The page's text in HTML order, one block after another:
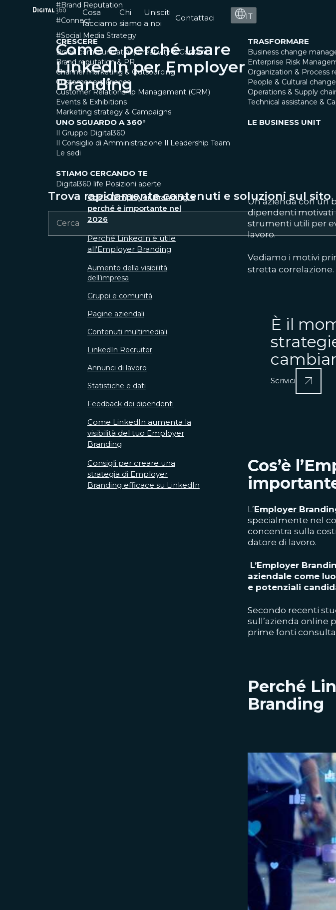
Cosa
facciamo
Chi
siamo
Unisciti
a noi
Contattaci IT
CRESCERE
Brand communication, Creativity & Content
Brand reputation & PR
Channel marketing & Outsourcing
Customer experience
Customer Relationship Management (CRM)
Events & Exhibitions
Marketing strategy & Campaigns
TRASFORMARE
Business change
Enterprise Risk
Organization & Process
People & Cultural change
Operations & Supply
Technical assistance &
UNO SGUARDO A 360°
Il Gruppo Digital360
Il Consiglio di Amministrazione Il Leadership Team
Le sedi
LE BUSINESS UNIT
STIAMO CERCANDO TE
Digital360 life Posizioni aperte
Trova rapidamente contenuti e soluzioni sul sito
#Brand Reputation
#Connect
#Social Media Strategy
Come e perché usare
LinkedIn per Employer
Branding
Cos’è l’Employer Branding e
perché è importante nel
2026
Perché LinkedIn è utile
all'Employer Branding
Aumento della visibilità
dell’impresa
Gruppi e comunità
Pagine aziendali
Contenuti multimediali
LinkedIn Recruiter
Annunci di lavoro
Statistiche e dati
Feedback dei dipendenti
Come LinkedIn aumenta la
visibilità del tuo Employer
Branding
Consigli per creare una
strategia di Employer
Branding efficace su LinkedIn
Un’azienda con un
dipendenti motivati
strumenti utili per
lavoro.
Vediamo i motivi
stretta correlazione.
È il
Scrivici
Cos’è
L’Employer
specialmente nel
concentra sulla
datore di lavoro.
L’Employer
aziendale come
e potenziali
Secondo recenti
sull’azienda online
prime fonti
Perché
Branding